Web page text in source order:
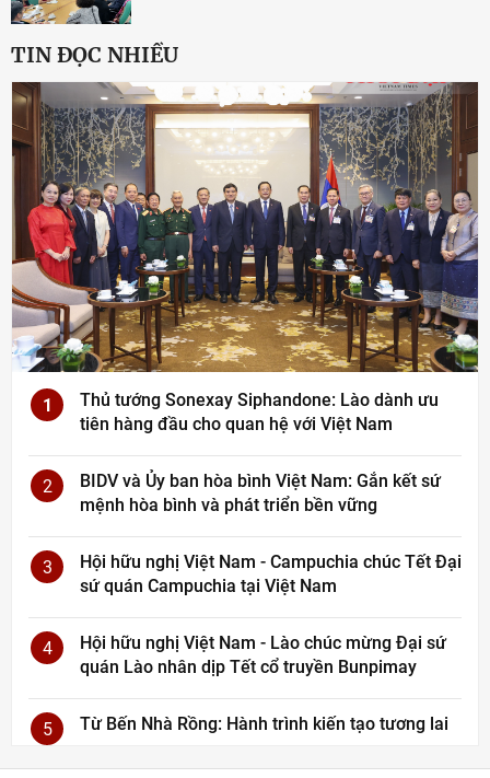
TIN ĐỌC NHIỀU
1
Thủ tướng Sonexay Siphandone: Lào dành ưu
tiên hàng đầu cho quan hệ với Việt Nam
2
BIDV và Ủy ban hòa bình Việt Nam: Gắn kết sứ
mệnh hòa bình và phát triển bền vững
3
Hội hữu nghị Việt Nam - Campuchia chúc Tết Đại
sứ quán Campuchia tại Việt Nam
4
Hội hữu nghị Việt Nam - Lào chúc mừng Đại sứ
quán Lào nhân dịp Tết cổ truyền Bunpimay
5 Từ Bến Nhà Rồng: Hành trình kiến tạo tương lai